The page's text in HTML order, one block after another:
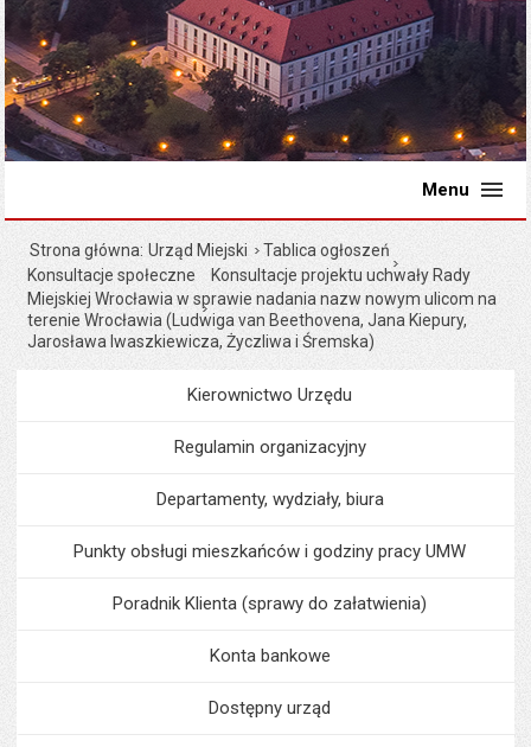
Menu
Strona główna Urząd Miejski
Tablica ogłoszeń
Konsultacje społeczne
Konsultacje projektu uchwały Rady
Miejskiej Wrocławia w sprawie nadania nazw nowym ulicom na
terenie Wrocławia (Ludwiga van Beethovena, Jana Kiepury,
Jarosława Iwaszkiewicza, Życzliwa i Śremska)
MenuUrząd Miejski
Kierownictwo Urzędu
Regulamin organizacyjny
Departamenty, wydziały, biura
Punkty obsługi mieszkańców i godziny pracy UMW
Poradnik Klienta (sprawy do załatwienia)
Konta bankowe
Dostępny urząd